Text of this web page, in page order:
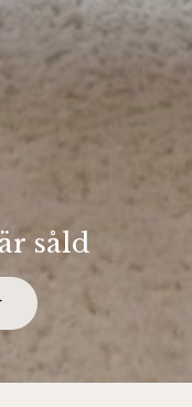
såld